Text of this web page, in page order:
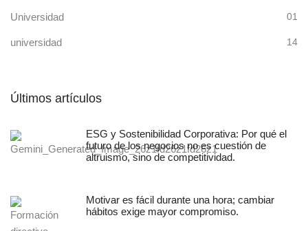
Universidad 01
universidad 14
Últimos artículos
ESG y Sostenibilidad Corporativa: Por qué el
futuro de los negocios no es cuestión de
altruismo, sino de competitividad.
Motivar es fácil durante una hora; cambiar
hábitos exige mayor compromiso.